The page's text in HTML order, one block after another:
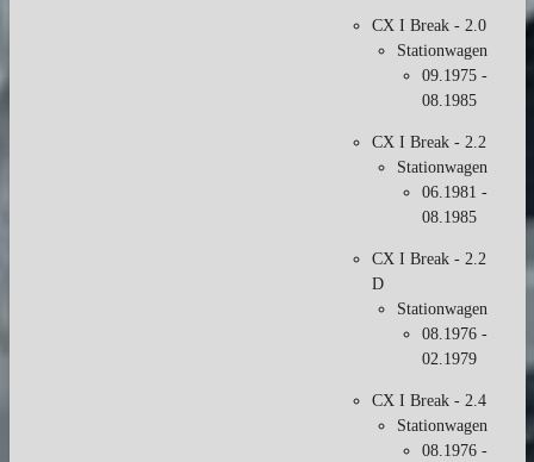
CX I Break - 2.0
Stationwagen
09.1975 -
08.1985
CX I Break - 2.2
Stationwagen
06.1981 -
08.1985
CX I Break - 2.2
D
Stationwagen
08.1976 -
02.1979
CX I Break - 2.4
Stationwagen
08.1976 -